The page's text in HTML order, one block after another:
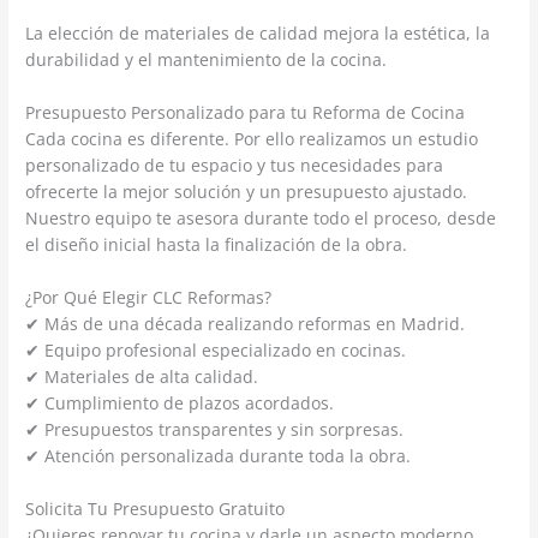
La elección de materiales de calidad mejora la estética, la
durabilidad y el mantenimiento de la cocina.
Presupuesto Personalizado para tu Reforma de Cocina
Cada cocina es diferente. Por ello realizamos un estudio
personalizado de tu espacio y tus necesidades para
ofrecerte la mejor solución y un presupuesto ajustado.
Nuestro equipo te asesora durante todo el proceso, desde
el diseño inicial hasta la finalización de la obra.
¿Por Qué Elegir CLC Reformas?
✔ Más de una década realizando reformas en Madrid.
✔ Equipo profesional especializado en cocinas.
✔ Materiales de alta calidad.
✔ Cumplimiento de plazos acordados.
✔ Presupuestos transparentes y sin sorpresas.
✔ Atención personalizada durante toda la obra.
Solicita Tu Presupuesto Gratuito